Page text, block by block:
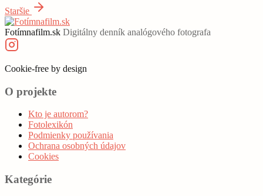
Staršie
Fotímnafilm.sk Digitálny denník analógového fotografa
Cookie‑free by design
O projekte
Kto je autorom?
Fotolexikón
Podmienky používania
Ochrana osobných údajov
Cookies
Kategórie